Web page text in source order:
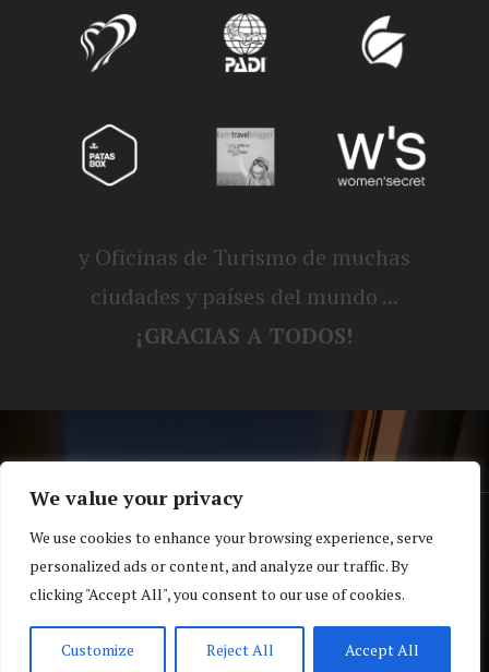
We value your privacy
We use cookies to enhance your browsing experience, serve
personalized ads or content, and analyze our traffic. By
clicking "Accept All", you consent to our use of cookies.
Customize Reject All Accept All
y Oficinas de Turismo de muchas
ciudades y países del mundo ...
¡GRACIAS A TODOS!
® Blog personal de Alex, Nerea, Turbo y
Koko |Política de privacidad y cookies
Top